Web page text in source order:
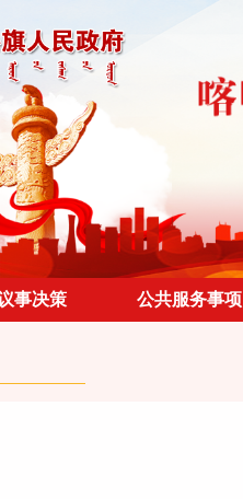
事决策 公共服务事项